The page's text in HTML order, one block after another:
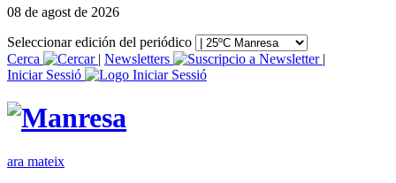
08 de agost de 2026
Seleccionar edición del periódico
Cerca
| Newsletters
|
Iniciar Sessió
ara mateix